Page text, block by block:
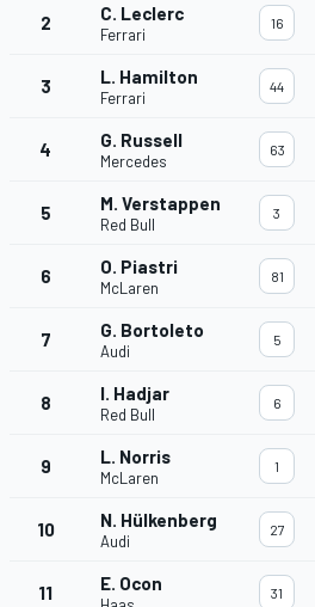
2 C. Leclerc
Ferrari
16
3 L. Hamilton
Ferrari
44
4 G. Russell
Mercedes
63
5 M. Verstappen
Red Bull
3
6 O. Piastri
McLaren
81
7 G. Bortoleto
Audi
5
8 I. Hadjar
Red Bull
6
9 L. Norris
McLaren
1
10 N. Hülkenberg
Audi
27
11 E. Ocon 31